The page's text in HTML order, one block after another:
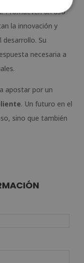
. Promueven un uso
la innovación y
Su
necesaria a
apostar por un
. Un futuro en el
sino que también